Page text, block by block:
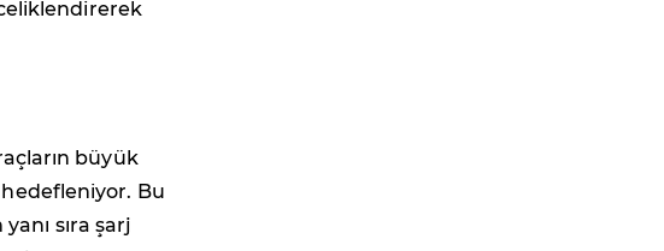
büyük
Bu
sıra şarj